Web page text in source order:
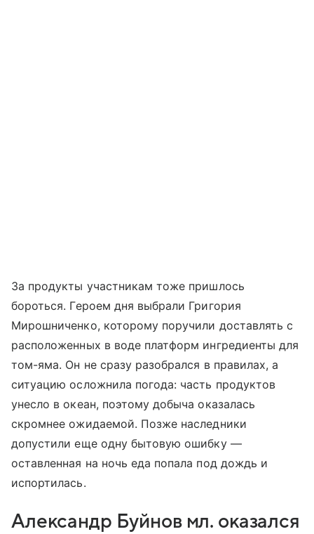
За продукты участникам тоже пришлось
бороться. Героем дня выбрали Григория
Мирошниченко, которому поручили доставлять с
расположенных в воде платформ ингредиенты для
том-яма. Он не сразу разобрался в правилах, а
ситуацию осложнила погода: часть продуктов
унесло в океан, поэтому добыча оказалась
скромнее ожидаемой. Позже наследники
допустили еще одну бытовую ошибку —
оставленная на ночь еда попала под дождь и
испортилась.
Александр Буйнов мл. оказался